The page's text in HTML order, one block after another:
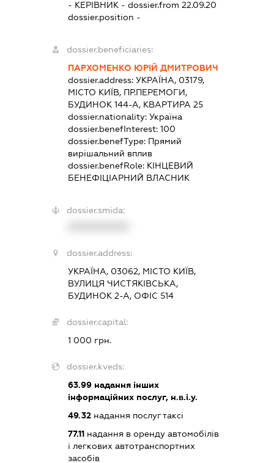
- КЕРІВНИК - dossier.from 22.09.20
dossier.position -
dossier.beneficiaries:
ПАРХОМЕНКО ЮРІЙ ДМИТРОВИЧ
dossier.address:УКРАЇНА, 03179,
МІСТО КИЇВ, ПР.ПЕРЕМОГИ,
БУДИНОК 144-А, КВАРТИРА 25
dossier.nationality:Україна
dossier.benefInterest:100
dossier.benefType: Прямий
вирішальний вплив
dossier.benefRole: КІНЦЕВИЙ
БЕНЕФІЦІАРНИЙ ВЛАСНИК
dossier.smida:
dossier.address:
УКРАЇНА, 03062, МІСТО КИЇВ,
ВУЛИЦЯ ЧИСТЯКІВСЬКА,
БУДИНОК 2-А, ОФІС 514
dossier.capital:
1 000 грн.
dossier.kveds:
63.99 надання інших
інформаційних послуг, н.в.і.у.
49.32 надання послуг таксі
77.11 надання в оренду автомобілів
і легкових автотранспортних
засобів